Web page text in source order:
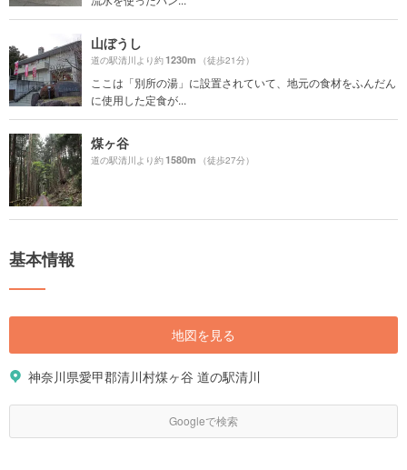
山ぼうし
道の駅清川より約1230m （徒歩21分）
ここは「別所の湯」に設置されていて、地元の食材をふんだん
に使用した定食が...
煤ヶ谷
道の駅清川より約1580m （徒歩27分）
基本情報
地図を見る
神奈川県愛甲郡清川村煤ヶ谷 道の駅清川
Googleで検索